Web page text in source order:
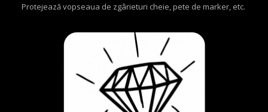
Protejează vopseaua de zgârieturi cheie, pete de marker, etc.